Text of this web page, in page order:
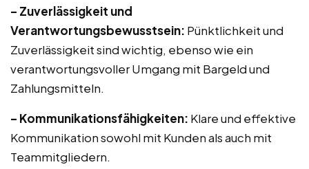
– Zuverlässigkeit und
Verantwortungsbewusstsein: Pünktlichkeit und
Zuverlässigkeit sind wichtig, ebenso wie ein
verantwortungsvoller Umgang mit Bargeld und
Zahlungsmitteln.
– Kommunikationsfähigkeiten: Klare und effektive
Kommunikation sowohl mit Kunden als auch mit
Teammitgliedern.